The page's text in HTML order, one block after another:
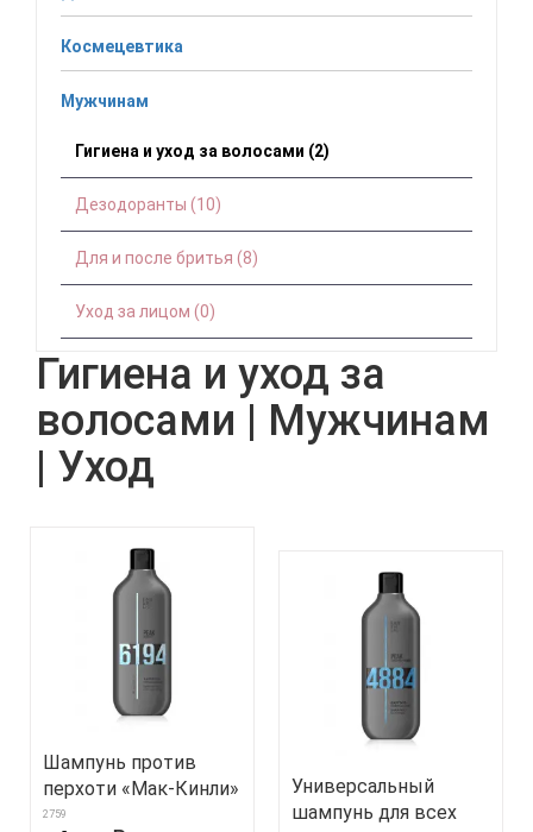
Космецевтика
Мужчинам
Гигиена и уход за волосами (2)
Дезодоранты (10)
Для и после бритья (8)
Уход за лицом (0)
Гигиена и уход за
волосами | Мужчинам
| Уход
Шампунь против
перхоти «Мак-Кинли»
2759
Универсальный
шампунь для всех